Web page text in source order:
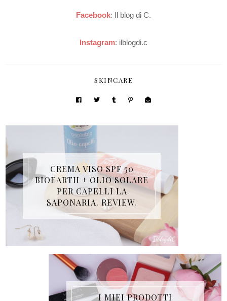
Facebook: Il blog di C.
Instagram: ilblogdi.c
SKINCARE
CREMA VISO SPF 50
BIOEARTH + OLIO SOLARE
PER CAPELLI LA
SAPONARIA. REVIEW.
I MIEI PRODOTTI